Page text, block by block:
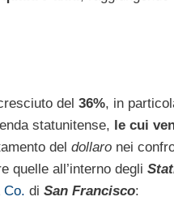
del 36%, in
statunitense, le cui
del dollaro nei
quelle all’interno degli
Co. di San Francisco: